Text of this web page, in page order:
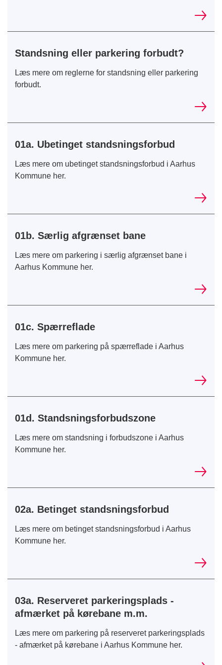
Standsning eller parkering forbudt?
Læs mere om reglerne for standsning eller parkering
forbudt.
01a. Ubetinget standsningsforbud
Læs mere om ubetinget standsningsforbud i Aarhus
Kommune her.
01b. Særlig afgrænset bane
Læs mere om parkering i særlig afgrænset bane i
Aarhus Kommune her.
01c. Spærreflade
Læs mere om parkering på spærreflade i Aarhus
Kommune her.
01d. Standsningsforbudszone
Læs mere om standsning i forbudszone i Aarhus
Kommune her.
02a. Betinget standsningsforbud
Læs mere om betinget standsningsforbud i Aarhus
Kommune her.
03a. Reserveret parkeringsplads -
afmærket på kørebane m.m.
Læs mere om parkering på reserveret parkeringsplads
- afmærket på kørebane i Aarhus Kommune her.